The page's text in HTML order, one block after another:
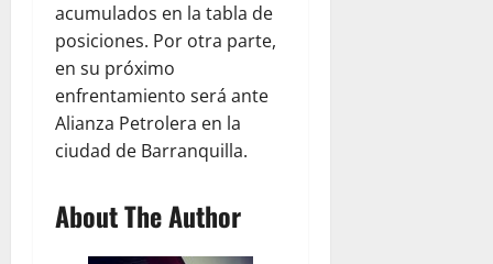
acumulados en la tabla de
posiciones. Por otra parte,
en su próximo
enfrentamiento será ante
Alianza Petrolera en la
ciudad de Barranquilla.
About The Author